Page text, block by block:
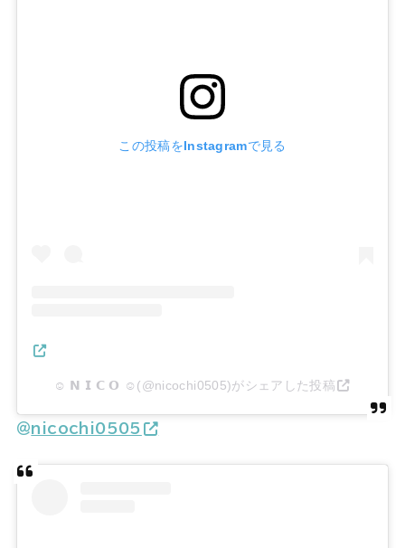
この投稿をInstagramで見る
☺︎︎ 𝗡 𝗜 𝗖 𝗢 ☺︎︎(@nicochi0505)がシェアした投稿
＠nicochi0505